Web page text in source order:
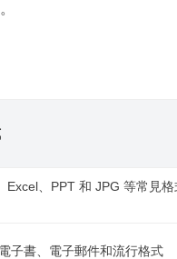
Excel、PPT 和 JPG 等常見格
子書、電子郵件和流行格式